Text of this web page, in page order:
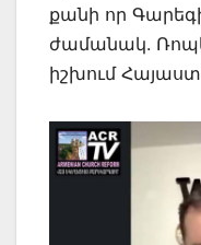
քանի որ
ժամանակ.
իշխում